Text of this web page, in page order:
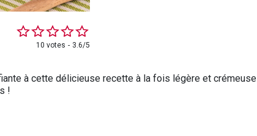
10 votes 3.6/5
à cette délicieuse recette à la fois légère et crémeuse
!